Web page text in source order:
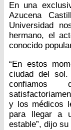
En una
Azucena
Universidad
hermano, el
conocido
“En estos
ciudad del sol.
confiamos
y los médicos
para llegar a
estable”, dijo su